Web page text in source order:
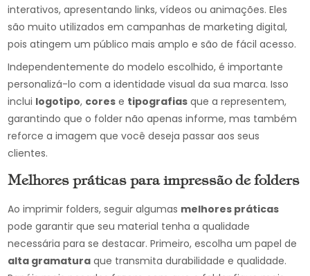
interativos, apresentando links, vídeos ou animações. Eles
são muito utilizados em campanhas de marketing digital,
pois atingem um público mais amplo e são de fácil acesso.
Independentemente do modelo escolhido, é importante
personalizá-lo com a identidade visual da sua marca. Isso
inclui logotipo, cores e tipografias que a representem,
garantindo que o folder não apenas informe, mas também
reforce a imagem que você deseja passar aos seus
clientes.
Melhores práticas para impressão de folders
Ao imprimir folders, seguir algumas melhores práticas
pode garantir que seu material tenha a qualidade
necessária para se destacar. Primeiro, escolha um papel de
alta gramatura que transmita durabilidade e qualidade.